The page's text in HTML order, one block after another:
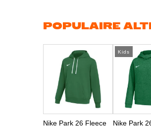
gallerij
POPULAIRE
Nike Park 26 Fleece
Kids
Nike Park